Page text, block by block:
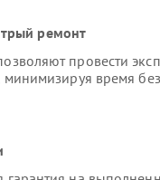
ремонт
провести
время без